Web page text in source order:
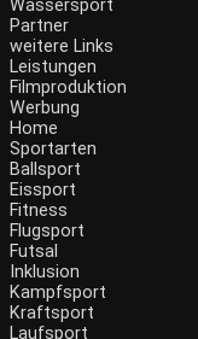
Wassersport
Partner
weitere Links
Leistungen
Filmproduktion
Werbung
Menü
Home
Sportarten
Ballsport
Eissport
Fitness
Flugsport
Futsal
Inklusion
Kampfsport
Kraftsport
Laufsport